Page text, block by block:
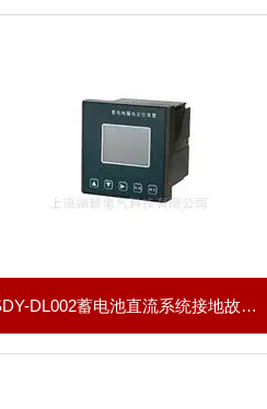
SDY-DL002蓄电池直流系统接地故障定位仪